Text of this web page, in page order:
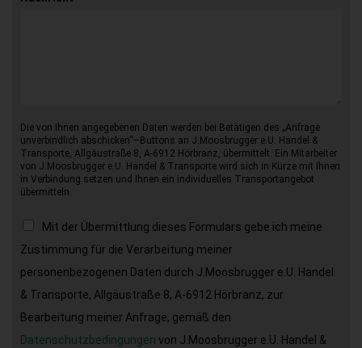
Die von Ihnen angegebenen Daten werden bei Betätigen des „Anfrage
unverbindlich abschicken“–Buttons an J.Moosbrugger e.U. Handel &
Transporte, Allgäustraße 8, A-6912 Hörbranz, übermittelt. Ein Mitarbeiter
von J.Moosbrugger e.U. Handel & Transporte wird sich in Kürze mit Ihnen
in Verbindung setzen und Ihnen ein individuelles Transportangebot
übermitteln.
Mit der Übermittlung dieses Formulars gebe ich meine
Zustimmung für die Verarbeitung meiner
personenbezogenen Daten durch J.Moosbrugger e.U. Handel
& Transporte, Allgäustraße 8, A-6912 Hörbranz, zur
Bearbeitung meiner Anfrage, gemäß den
Datenschutzbedingungen von J.Moosbrugger e.U. Handel &